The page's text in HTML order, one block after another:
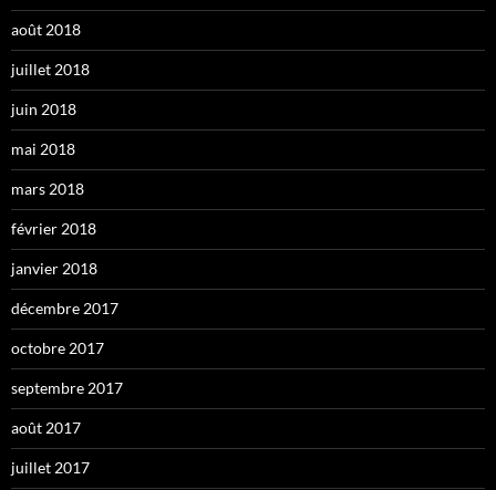
août 2018
juillet 2018
juin 2018
mai 2018
mars 2018
février 2018
janvier 2018
décembre 2017
octobre 2017
septembre 2017
août 2017
juillet 2017